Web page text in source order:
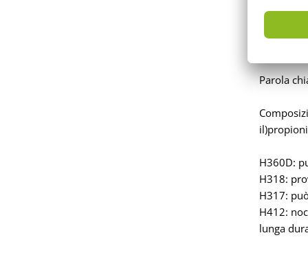
Parola
H360D:
H318:
H317:
H412:
lunga